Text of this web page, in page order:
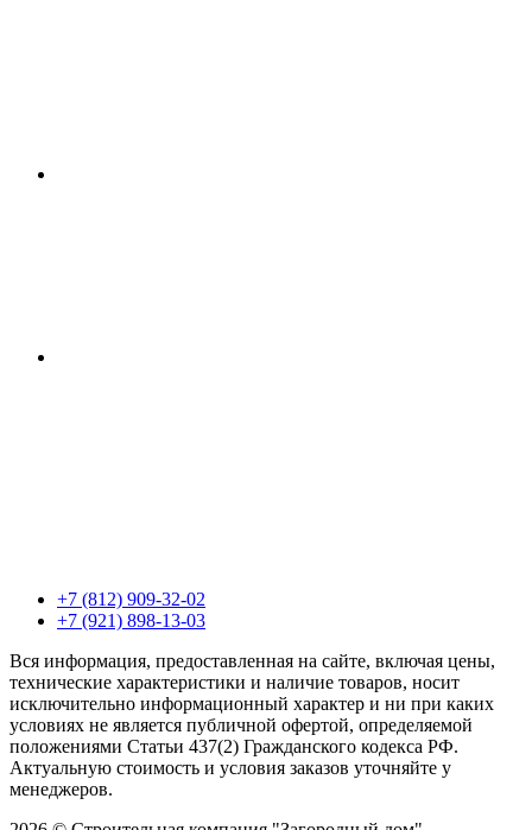
+7 (812) 909-32-02
+7 (921) 898-13-03
Вся информация, предоставленная на сайте, включая цены,
технические характеристики и наличие товаров, носит
исключительно информационный характер и ни при каких
условиях не является публичной офертой, определяемой
положениями Статьи 437(2) Гражданского кодекса РФ.
Актуальную стоимость и условия заказов уточняйте у
менеджеров.